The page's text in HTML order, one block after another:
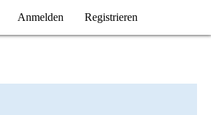
Anmelden Registrieren